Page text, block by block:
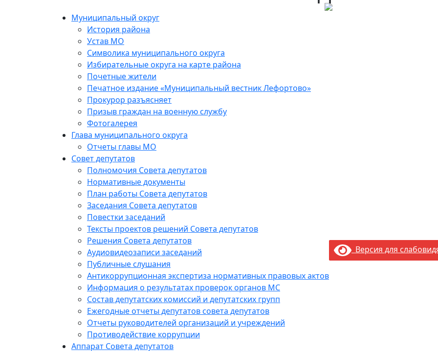
Муниципальный округ
История района
Устав МО
Символика муниципального округа
Избирательные округа на карте района
Почетные жители
Печатное издание «Муниципальный вестник Лефортово»
Прокурор разъясняет
Призыв граждан на военную службу
Фотогалерея
Глава муниципального округа
Отчеты главы МО
Совет депутатов
Полномочия Совета депутатов
Нормативные документы
План работы Совета депутатов
Заседания Cовета депутатов
Повестки заседаний
Тексты проектов решений Совета депутатов
Решения Совета депутатов
Аудиовидеозаписи заседаний
Публичные слушания
Антикоррупционная экспертиза нормативных правовых актов
Информация о результатах проверок органов МС
Состав депутатских комиссий и депутатских групп
Ежегодные отчеты депутатов совета депутатов
Отчеты руководителей организаций и учреждений
Противодействие коррупции
Аппарат Совета депутатов
Версия для